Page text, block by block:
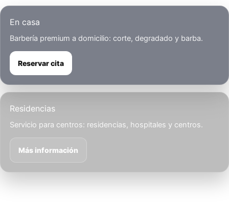
En casa
Barbería premium a domicilio: corte, degradado y barba.
Reservar cita
Residencias
Servicio para centros: residencias, hospitales y centros.
Más información